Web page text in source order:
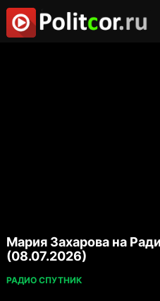
Мария Захарова на
(08.07.2026)
РАДИО СПУТНИК